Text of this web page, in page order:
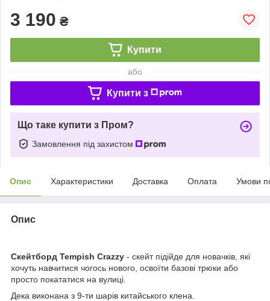
3 190 ₴
Купити
або
Купити з
Що таке купити з Пром?
Замовлення під захистом
Опис Характеристики Доставка Оплата Умови
Опис
Скейтборд Tempish Crazzy - скейт підійде для новачків, які
хочуть навчитися чогось нового, освоїти базові трюки або
просто покататися на вулиці.
Дека виконана з 9-ти шарів китайського клена.